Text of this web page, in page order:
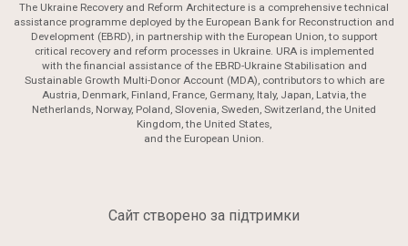
The Ukraine Recovery and Reform Architecture is a comprehensive technical
assistance programme deployed by the European Bank for Reconstruction and
Development (EBRD), in partnership with the European Union, to support
critical recovery and reform processes in Ukraine. URA is implemented
with the financial assistance of the EBRD-Ukraine Stabilisation and
Sustainable Growth Multi-Donor Account (MDA), contributors to which are
Austria, Denmark, Finland, France, Germany, Italy, Japan, Latvia, the
Netherlands, Norway, Poland, Slovenia, Sweden, Switzerland, the United
Kingdom, the United States,
and the European Union.
Сайт створено за підтримки